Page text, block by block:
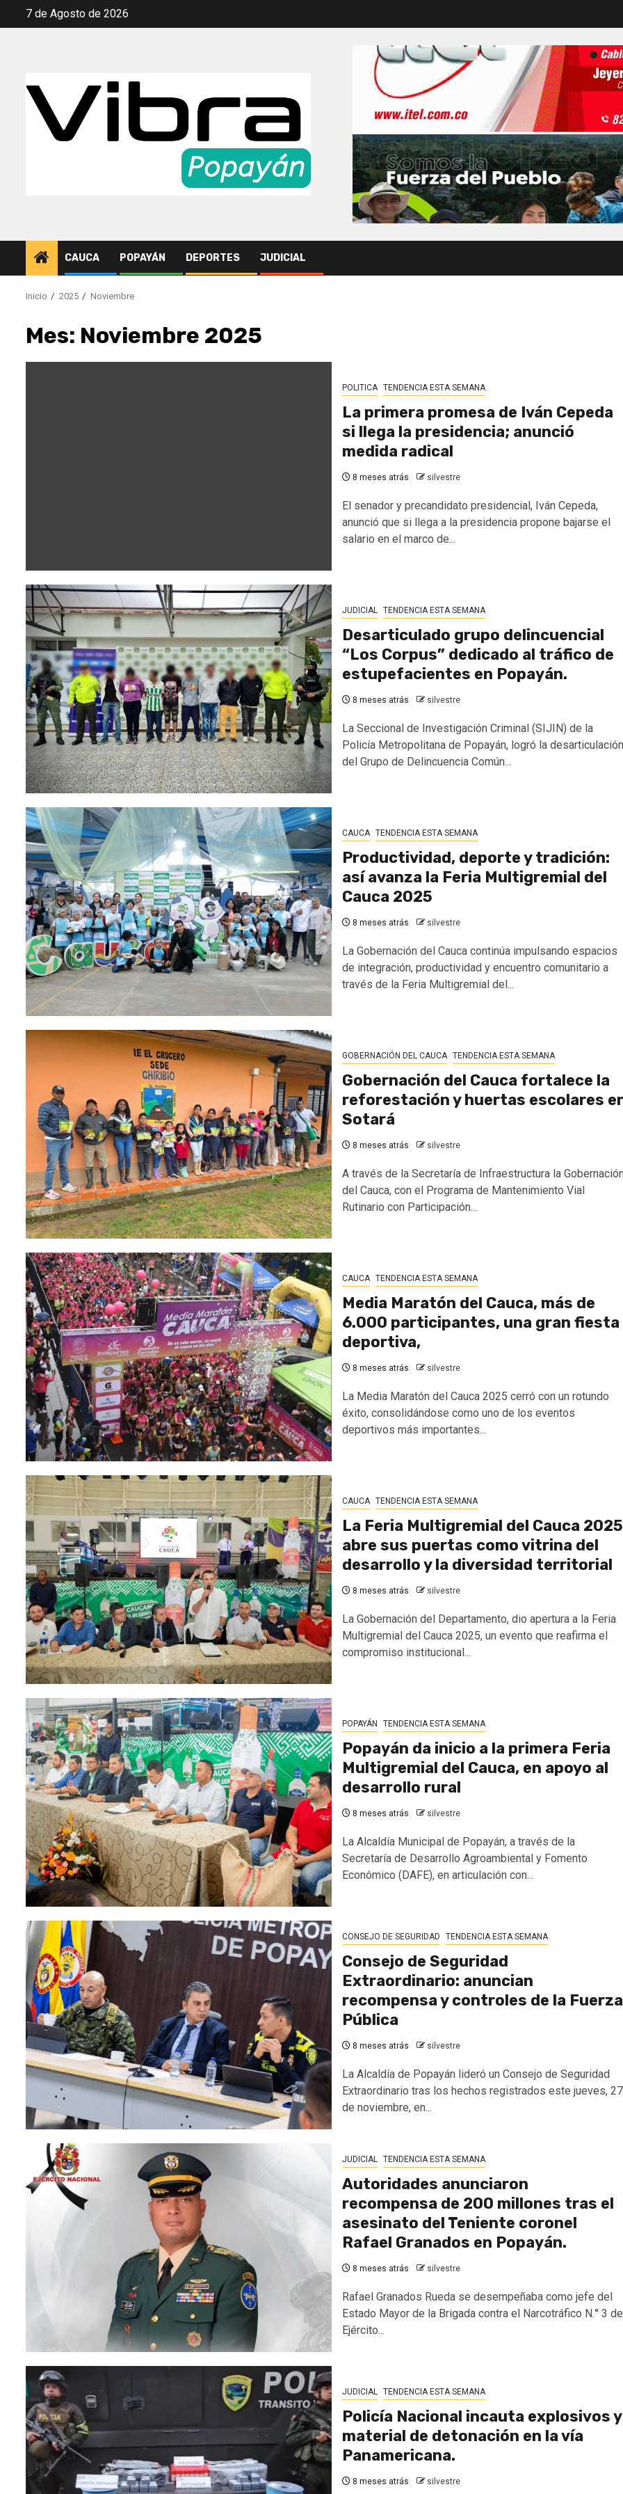
Saltar7 de Agosto de 2026
CAUCA POPAYÁN DEPORTES JUDICIAL
Inicio 2025 Noviembre
Mes: Noviembre 2025
POLITICA TENDENCIA ESTA SEMANA
La primera promesa de Iván Cepeda
si llega la presidencia; anunció
medida radical
8 meses atrás silvestre
El senador y precandidato presidencial, Iván Cepeda,
anunció que si llega a la presidencia propone bajarse el
salario en el marco de...
JUDICIAL TENDENCIA ESTA SEMANA
Desarticulado grupo delincuencial
“Los Corpus” dedicado al tráfico de
estupefacientes en Popayán.
8 meses atrás silvestre
La Seccional de Investigación Criminal (SIJIN) de la
Policía Metropolitana de Popayán, logró la desarticulación
del Grupo de Delincuencia Común...
CAUCA TENDENCIA ESTA SEMANA
Productividad, deporte y tradición:
así avanza la Feria Multigremial del
Cauca 2025
8 meses atrás silvestre
La Gobernación del Cauca continúa impulsando espacios
de integración, productividad y encuentro comunitario a
través de la Feria Multigremial del...
GOBERNACIÓN DEL CAUCA TENDENCIA ESTA SEMANA
Gobernación del Cauca fortalece la
reforestación y huertas escolares
Sotará
8 meses atrás silvestre
A través de la Secretaría de Infraestructura la
del Cauca, con el Programa de Mantenimiento Vial
Rutinario con Participación...
CAUCA TENDENCIA ESTA SEMANA
Media Maratón del Cauca, más de
6.000 participantes, una gran fiesta
deportiva,
8 meses atrás silvestre
La Media Maratón del Cauca 2025 cerró con un rotundo
éxito, consolidándose como uno de los eventos
deportivos más importantes...
CAUCA TENDENCIA ESTA SEMANA
La Feria Multigremial del Cauca 2025
abre sus puertas como vitrina del
desarrollo y la diversidad territorial
8 meses atrás silvestre
La Gobernación del Departamento, dio apertura a la Feria
Multigremial del Cauca 2025, un evento que reafirma el
compromiso institucional...
POPAYÁN TENDENCIA ESTA SEMANA
Popayán da inicio a la primera Feria
Multigremial del Cauca, en apoyo al
desarrollo rural
8 meses atrás silvestre
La Alcaldía Municipal de Popayán, a través de la
Secretaría de Desarrollo Agroambiental y Fomento
Económico (DAFE), en articulación con...
CONSEJO DE SEGURIDAD TENDENCIA ESTA SEMANA
Consejo de Seguridad
Extraordinario: anuncian
recompensa y controles de la Fuerza
Pública
8 meses atrás silvestre
La Alcaldía de Popayán lideró un Consejo de Seguridad
Extraordinario tras los hechos registrados este jueves, 27
de noviembre, en...
JUDICIAL TENDENCIA ESTA SEMANA
Autoridades anunciaron
recompensa de 200 millones tras el
asesinato del Teniente coronel
Rafael Granados en Popayán.
8 meses atrás silvestre
Rafael Granados Rueda se desempeñaba como jefe del
Estado Mayor de la Brigada contra el Narcotráfico N.° 3
Ejército...
JUDICIAL TENDENCIA ESTA SEMANA
Policía Nacional incauta explosivos y
material de detonación en la vía
Panamericana.
8 meses atrás silvestre